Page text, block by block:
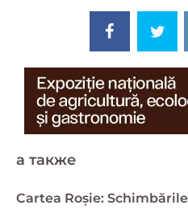
a также
Cartea Roșie: